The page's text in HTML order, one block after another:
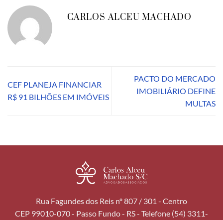
CARLOS ALCEU MACHADO
CEF PLANEJA FINANCIAR
R$ 91 BILHÕES EM IMÓVEIS
PACTO DO MERCADO
IMOBILIÁRIO DEFINE
MULTAS
Rua Fagundes dos Reis nº 807 / 301 - Centro
CEP 99010-070 - Passo Fundo - RS - Telefone (54) 3311-